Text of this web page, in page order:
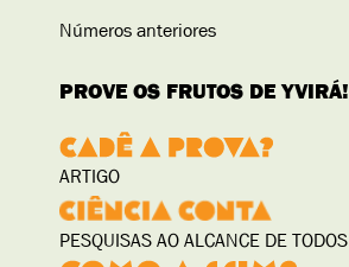
Números anteriores
PROVE OS FRUTOS DE YVIRÁ!
ARTIGO
PESQUISAS AO ALCANCE DE TODOS